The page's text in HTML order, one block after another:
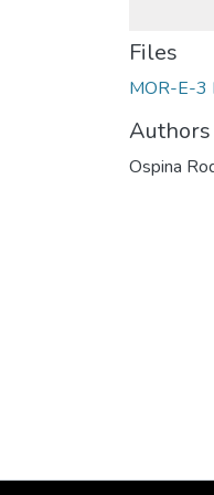
Files
MOR-E-3
Authors
Ospina